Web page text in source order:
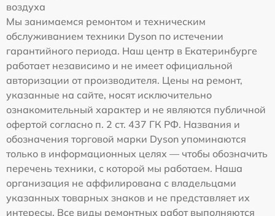
воздуха
Мы занимаемся ремонтом и техническим
обслуживанием техники Dyson по истечении
гарантийного периода. Наш центр в Екатеринбурге
работает независимо и не имеет официальной
авторизации от производителя. Цены на ремонт,
указанные на сайте, носят исключительно
ознакомительный характер и не являются публичной
офертой согласно п. 2 ст. 437 ГК РФ. Названия и
обозначения торговой марки Dyson упоминаются
только в информационных целях — чтобы обозначить
перечень техники, с которой мы работаем. Наша
организация не аффилирована с владельцами
указанных товарных знаков и не представляет их
интересы. Все виды ремонтных работ выполняются